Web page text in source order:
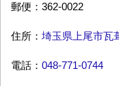
郵便：362-0022
住所： 埼玉県上尾市瓦
電話： 048-771-0744